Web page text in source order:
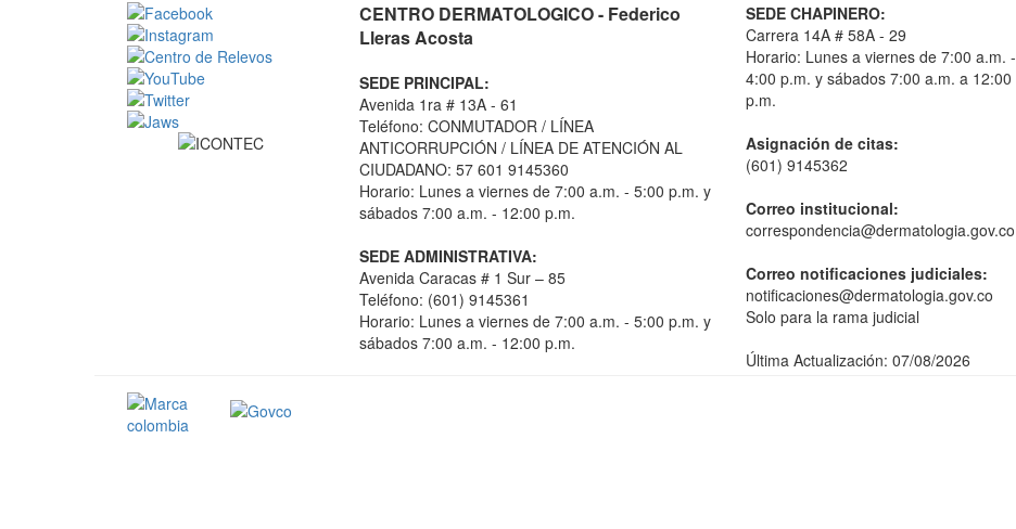
CENTRO DERMATOLOGICO - Federico
Lleras Acosta
SEDE PRINCIPAL:
Avenida 1ra # 13A - 61
Teléfono: CONMUTADOR / LÍNEA
ANTICORRUPCIÓN / LÍNEA DE ATENCIÓN AL
CIUDADANO: 57 601 9145360
Horario: Lunes a viernes de 7:00 a.m. - 5:00 p.m. y
sábados 7:00 a.m. - 12:00 p.m.
SEDE ADMINISTRATIVA:
Avenida Caracas # 1 Sur – 85
Teléfono: (601) 9145361
Horario: Lunes a viernes de 7:00 a.m. - 5:00 p.m. y
sábados 7:00 a.m. - 12:00 p.m.
SEDE CHAPINERO:
Carrera 14A # 58A - 29
Horario: Lunes a viernes de 7:00 a.m. -
4:00 p.m. y sábados 7:00 a.m. a 12:00
p.m.
Asignación de citas:
(601) 9145362
Correo institucional:
correspondencia@dermatologia.gov.co
Correo notificaciones judiciales:
notificaciones@dermatologia.gov.co
Solo para la rama judicial
Última Actualización: 07/08/2026